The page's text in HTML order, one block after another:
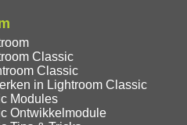
Classic
Classic
in Lightroom Classic
Modules
Ontwikkelmodule